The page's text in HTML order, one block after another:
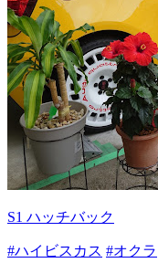
S1 ハッチバック
#ハイビスカス #オクラ